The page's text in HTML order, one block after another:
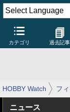
カテゴリ 過去記事
HOBBY Watch フ
ニュース